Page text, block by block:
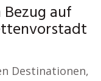
auf
Destinationen,